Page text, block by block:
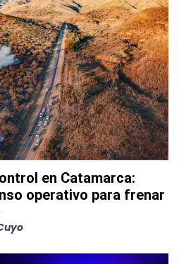
en Catamarca:
operativo para frenar